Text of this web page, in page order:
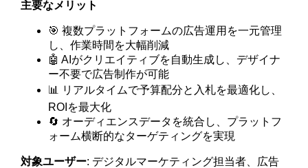
主要なメリット
🎯 複数プラットフォームの広告運用を一元管理
し、作業時間を大幅削減
🤖 AIがクリエイティブを自動生成し、デザイナ
ー不要で広告制作が可能
📊 リアルタイムで予算配分と入札を最適化し、
ROIを最大化
🔄 オーディエンスデータを統合し、プラットフ
ォーム横断的なターゲティングを実現
対象ユーザー: デジタルマーケティング担当者、広告